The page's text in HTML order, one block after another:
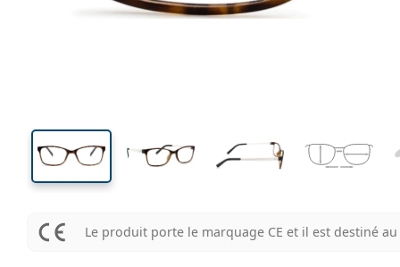
Le produit porte le marquage CE et il est destiné